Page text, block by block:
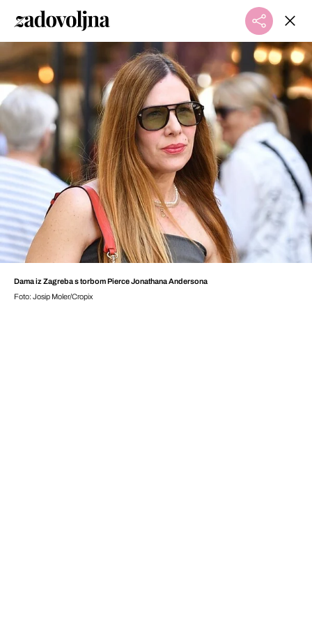
Dama iz Zagreba s torbom Pierce Jonathana Andersona
Foto: Josip Moler/Cropix